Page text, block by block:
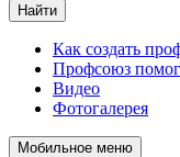
Найти
Как создать
Профсоюз помог
Видео
Фотогалерея
Мобильное меню